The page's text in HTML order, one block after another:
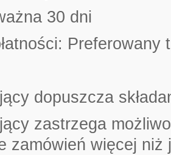
30 dni
Preferowany
dopuszcza
zastrzega
zamówień więcej